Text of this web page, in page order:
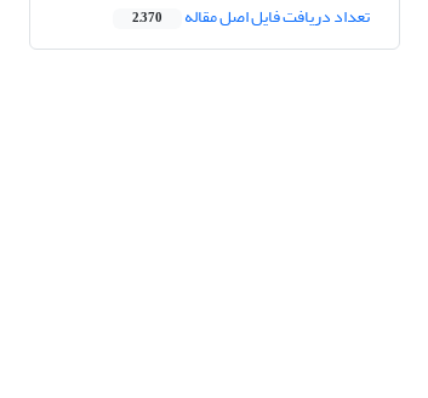
تعداد دریافت فایل اصل مقاله 2,370